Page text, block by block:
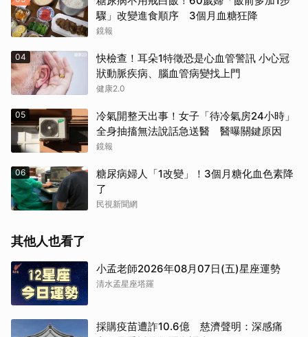
驟」改變進食順序 3個月血糖狂降
鏡報
04
快檢查！耳朵1特徵恐是心血管警訊 小心冠
狀動脈疾病、腦血管病變找上門
健康2.0
05
冷氣開整天出事！女子「待冷氣房24小時」
全身抽搐無法說話急送醫 醫曝關鍵原因
鏡報
06
糖尿病婦人「1改變」！3個月糖化血色素降
了
民視新聞網
其他人也看了
小孟老師2026年08月07日(五)星座運勢
清水孟星座塔羅
採購疫苗遭詐10.6億 慈濟聲明：深感痛